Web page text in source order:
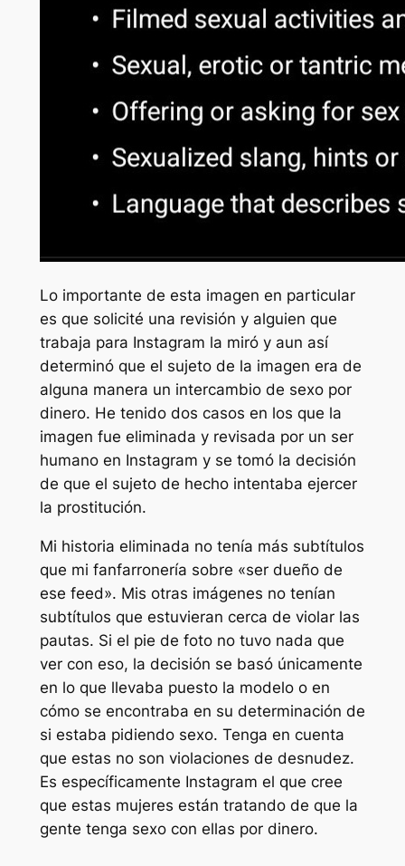
Lo importante de esta imagen en particular
es que solicité una revisión y alguien que
trabaja para Instagram la miró y aun así
determinó que el sujeto de la imagen era de
alguna manera un intercambio de sexo por
dinero. He tenido dos casos en los que la
imagen fue eliminada y revisada por un ser
humano en Instagram y se tomó la decisión
de que el sujeto de hecho intentaba ejercer
la prostitución.
Mi historia eliminada no tenía más subtítulos
que mi fanfarronería sobre «ser dueño de
ese feed». Mis otras imágenes no tenían
subtítulos que estuvieran cerca de violar las
pautas. Si el pie de foto no tuvo nada que
ver con eso, la decisión se basó únicamente
en lo que llevaba puesto la modelo o en
cómo se encontraba en su determinación de
si estaba pidiendo sexo. Tenga en cuenta
que estas no son violaciones de desnudez.
Es específicamente Instagram el que cree
que estas mujeres están tratando de que la
gente tenga sexo con ellas por dinero.